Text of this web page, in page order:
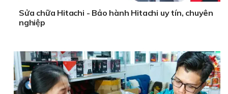
Sửa chữa Hitachi - Bảo hành Hitachi uy tín, chuyên
nghiệp